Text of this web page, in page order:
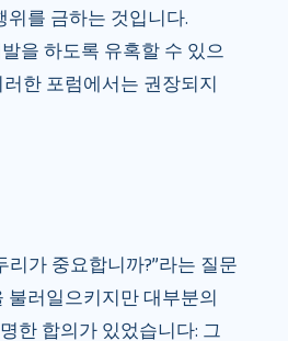
위를 금하는 것입니다.
을 하도록 유혹할 수 있으
한 포럼에서는 권장되지
리가 중요합니까?”라는 질문
불러일으키지만 대부분의
한 합의가 있었습니다: 그